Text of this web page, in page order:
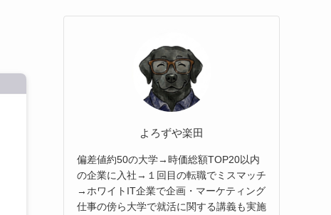
よろずや楽田
偏差値約50の大学→時価総額TOP20以内
の企業に入社→１回目の転職でミスマッチ
→ホワイトIT企業で企画・マーケティング
仕事の傍ら大学で就活に関する講義も実施